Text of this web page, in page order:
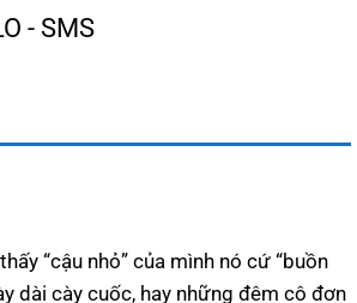
- SMS
“cậu nhỏ” của mình nó cứ “buồn
dài cày cuốc, hay những đêm cô đơn